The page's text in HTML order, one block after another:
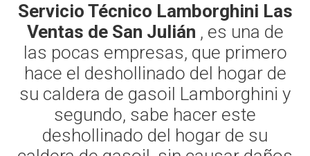
Servicio Técnico Lamborghini Las
Ventas de San Julián , es una de
las pocas empresas, que primero
hace el deshollinado del hogar de
su caldera de gasoil Lamborghini y
segundo, sabe hacer este
deshollinado del hogar de su